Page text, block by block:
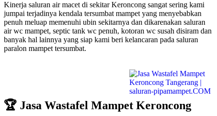
Kinerja saluran air macet di sekitar Keroncong sangat sering kami
jumpai terjadinya kendala tersumbat mampet yang menyebabkan
penuh meluap memenuhi ubin sekitarnya dan dikarenakan saluran
air wc mampet, septic tank wc penuh, kotoran wc susah disiram dan
banyak hal lainnya yang siap kami beri kelancaran pada saluran
paralon mampet tersumbat.
🏆 Jasa Wastafel Mampet Keroncong